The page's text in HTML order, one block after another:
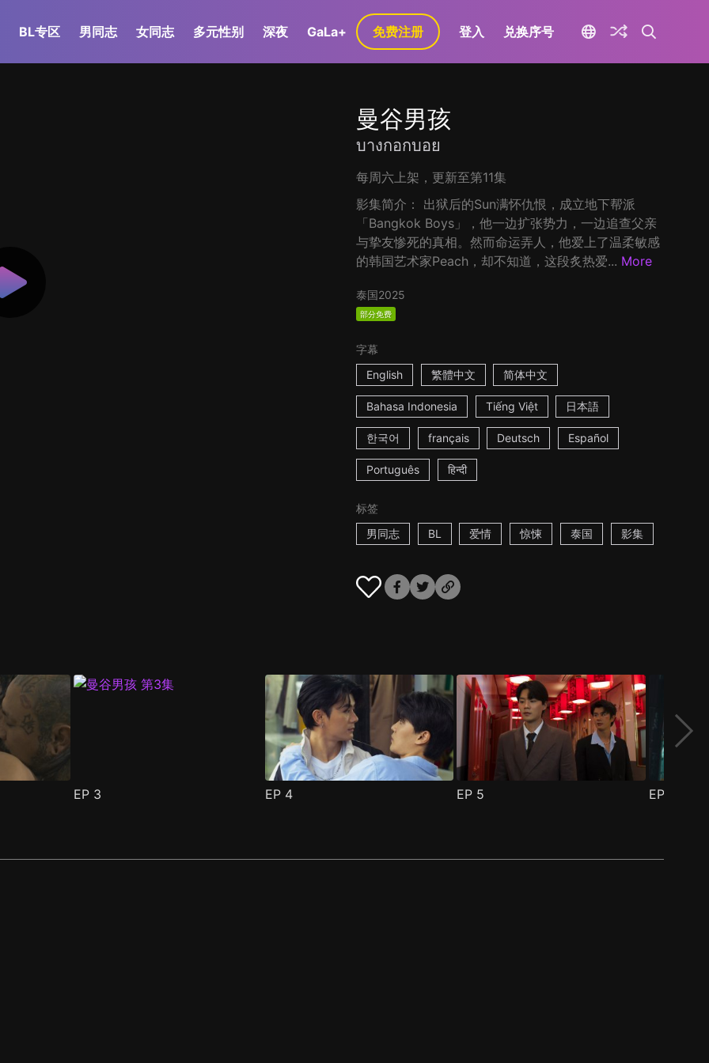
BL专区 男同志 女同志 多元性别 深夜 GaLa+ 免费注册 登入 兑换序号
曼谷男孩
บางกอกบอย
每周六上架，更新至第11集
影集简介： 出狱后的Sun满怀仇恨，成立地下帮派
「Bangkok Boys」，他一边扩张势力，一边追查父亲
与挚友惨死的真相。然而命运弄人，他爱上了温柔敏感
的韩国艺术家Peach，却不知道，这段炙热爱... More
泰国2025
部分免费
字幕
English
繁體中文 简体中文
Bahasa Indonesia Tiếng Việt 日本語
한국어 français Deutsch Español
Português हिन्दी
标签
男同志
BL 爱情 惊悚 泰国 影集
EP 3 EP 4 EP 5 EP